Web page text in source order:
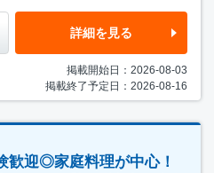
詳細を見る
掲載開始日：2026-08-03
掲載終了予定日：2026-08-16
歓迎◎家庭料理が中心！